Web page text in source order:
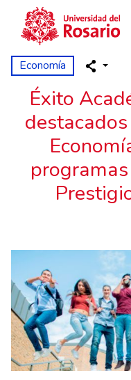
Skip to main content
Economía
Éxito